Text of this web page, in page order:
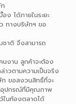
ง ได้ภายในระยะ
ว ทางบริษัทฯ ขอ
ชาติ จึงสามารถ
งาน ลูกค้าจะต้อง
าวตามความเป็นจริง
ท ขอสงวนสิทธิ์ที่จะ
ะอุปกรณ์ที่มีคุณภาพ
ในท้องตลาดได้